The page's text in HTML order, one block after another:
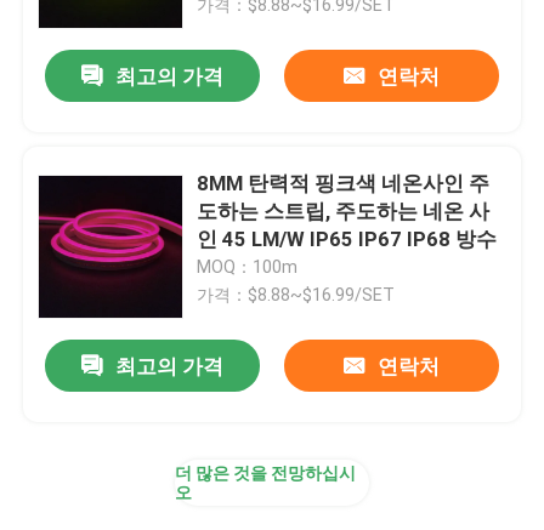
공장 여행
연락주세요
뉴스
서피스는 주도하는 프로필을 탑재했습니다
가격：$8.88~$16.99/SET
최고의 가격 연락처
8MM 탄력적 핑크색 네온사인 주
도하는 스트립, 주도하는 네온 사
인 45 LM/W IP65 IP67 IP68 방수
MOQ：100m
가격：$8.88~$16.99/SET
최고의 가격 연락처
더 많은 것을 전망하십시
오